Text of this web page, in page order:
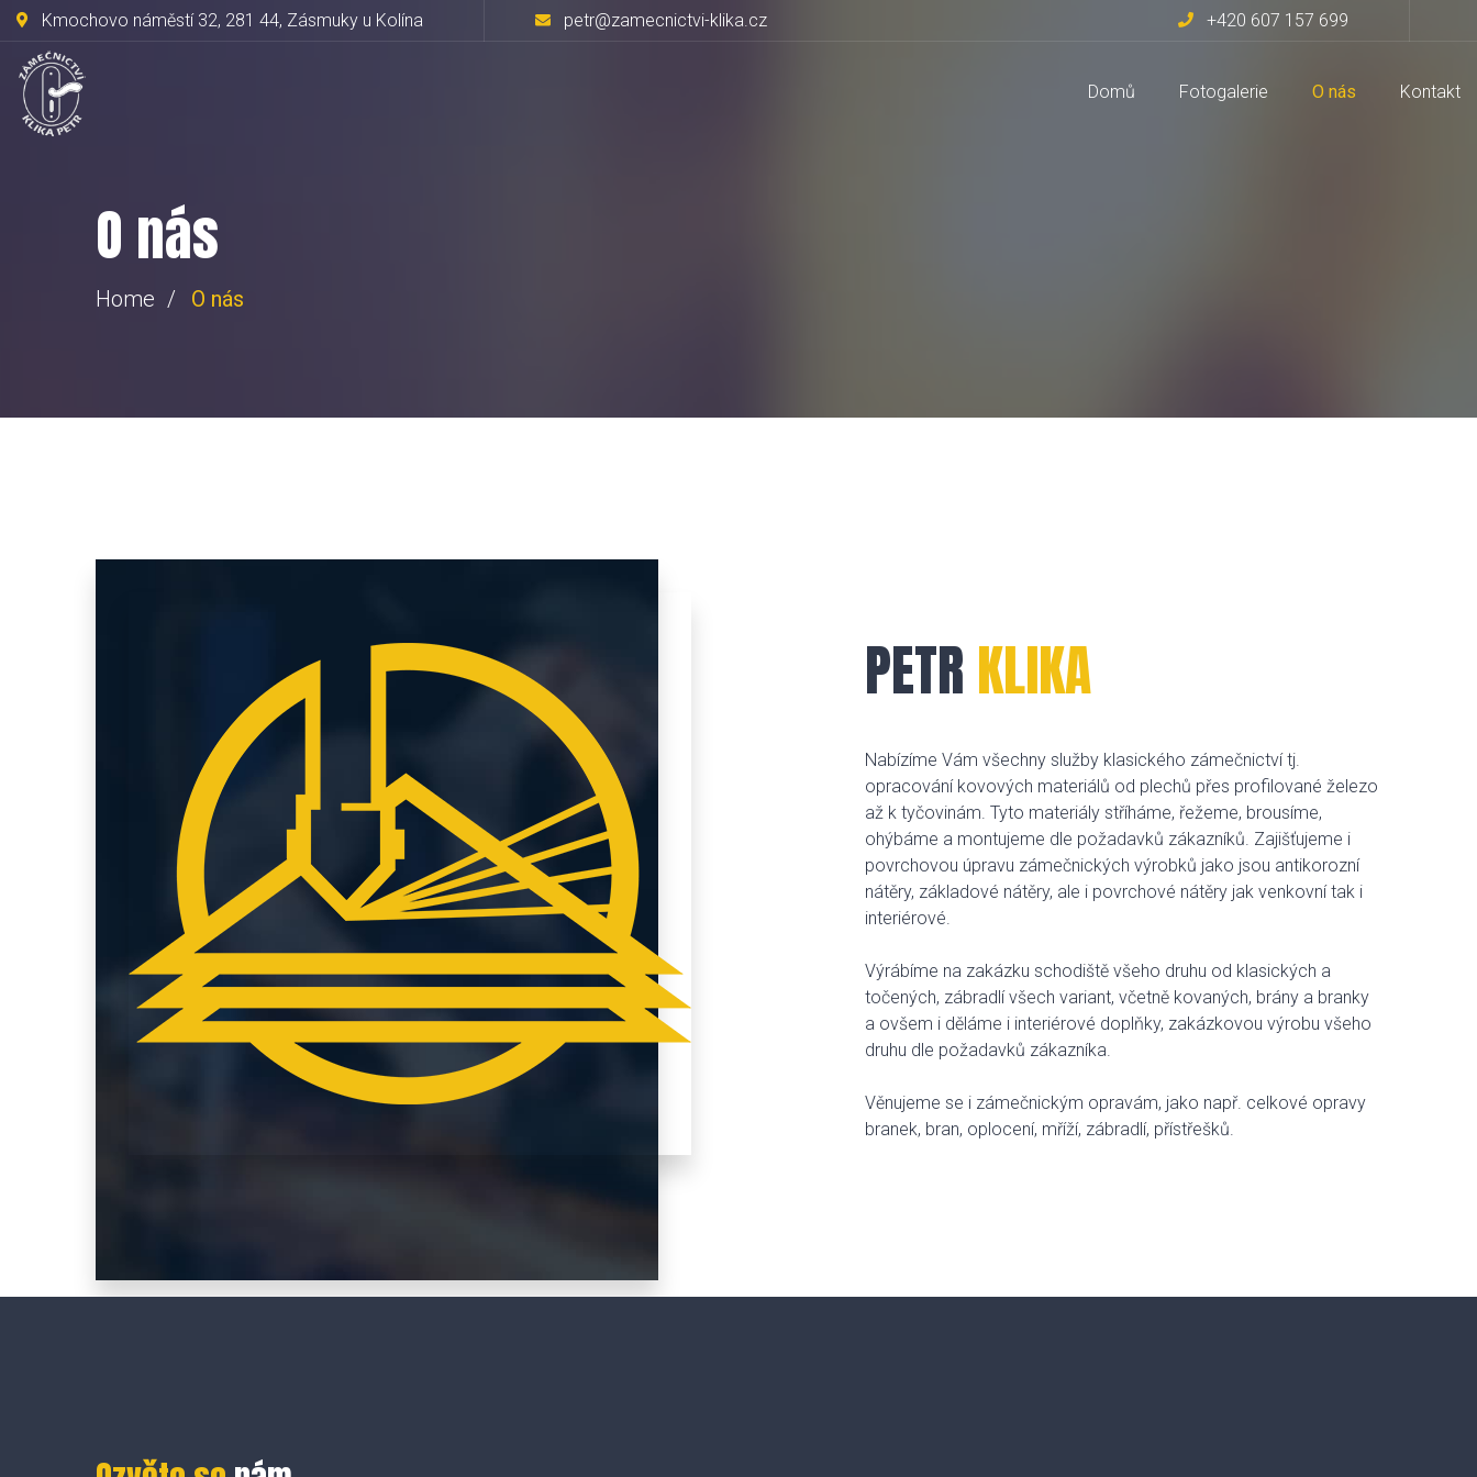
Kmochovo náměstí 32, 281 44, Zásmuky u Kolína petr@zamecnictvi-klika.cz +420 607 157 699
Domů Fotogalerie O nás Kontakt
O nás
Home O nás
PETR KLIKA
Nabízíme Vám všechny služby klasického zámečnictví tj.
opracování kovových materiálů od plechů přes profilované železo
až k tyčovinám. Tyto materiály stříháme, řežeme, brousíme,
ohýbáme a montujeme dle požadavků zákazníků. Zajišťujeme i
povrchovou úpravu zámečnických výrobků jako jsou antikorozní
nátěry, základové nátěry, ale i povrchové nátěry jak venkovní tak i
interiérové.
Výrábíme na zakázku schodiště všeho druhu od klasických a
točených, zábradlí všech variant, včetně kovaných, brány a branky
a ovšem i děláme i interiérové doplňky, zakázkovou výrobu všeho
druhu dle požadavků zákazníka.
Věnujeme se i zámečnickým opravám, jako např. celkové opravy
branek, bran, oplocení, mříží, zábradlí, přístřešků.